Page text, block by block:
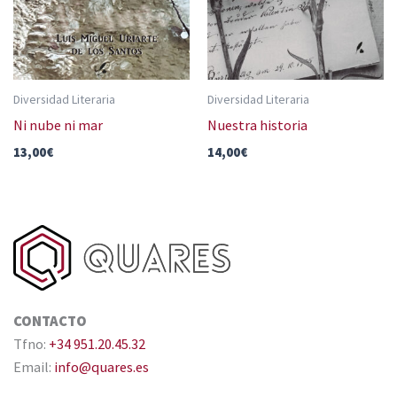
Diversidad Literaria
Ni nube ni mar
13,00€
Diversidad Literaria
Nuestra historia
14,00€
CONTACTO
Tfno: +34 951.20.45.32
Email: info@quares.es